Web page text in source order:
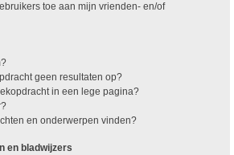
toe aan mijn vrienden- en/of
geen resultaten op?
in een lege pagina?
en onderwerpen vinden?
en bladwijzers